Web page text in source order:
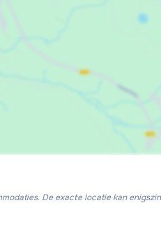
De exacte locatie kan